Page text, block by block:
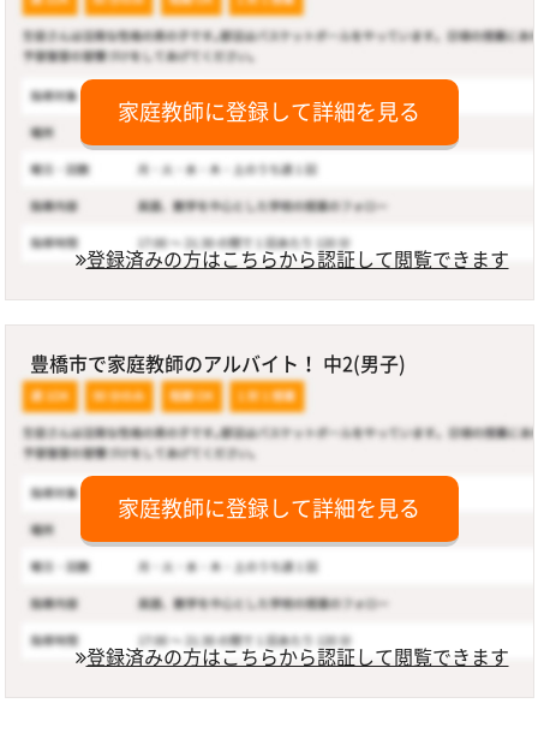
家庭教師に登録して詳細を見る
登録済みの方はこちらから認証して閲覧できます
豊橋市で家庭教師のアルバイト！ 中2(男子)
家庭教師に登録して詳細を見る
登録済みの方はこちらから認証して閲覧できます